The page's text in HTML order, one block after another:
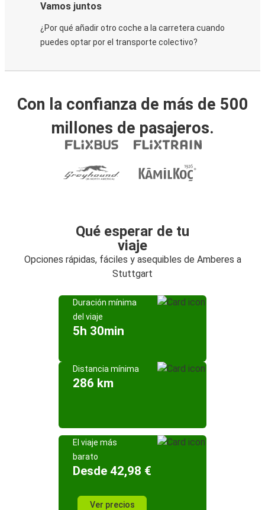
Vamos juntos
¿Por qué añadir otro coche a la carretera cuando
puedes optar por el transporte colectivo?
Con la confianza de más de 500
millones de pasajeros.
Qué esperar de tu
viaje
Opciones rápidas, fáciles y asequibles de Amberes a
Stuttgart
Duración mínima
del viaje
5h 30min
Distancia mínima
286 km
El viaje más
barato
Desde 42,98 €
Ver precios